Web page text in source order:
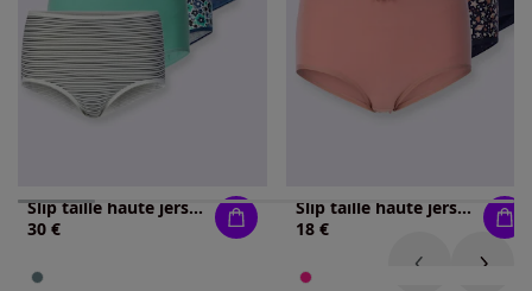
Slip taille haute jersey fin
30 €
Slip taille haute jersey fin
18 €